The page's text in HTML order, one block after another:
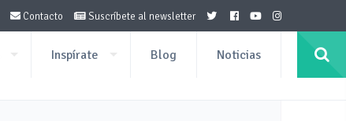
Contacto Suscríbete al newsletter
Inspírate Blog Noticias